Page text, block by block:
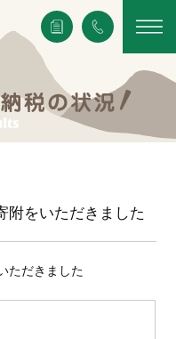
をいただきました
ただきました